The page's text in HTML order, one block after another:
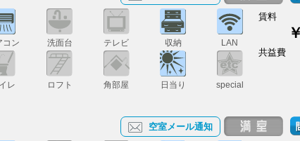
コン 洗面台 テレビ 収納 LAN
レ ロフト 角部屋 日当り special
賃料
共益費
空室メール通知